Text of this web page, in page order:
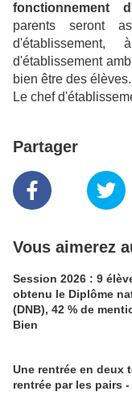
fonctionnement
parents seront
d'établissement
bien être des élèves.
Le chef
Partager
Vous aimerez
Session 2026 : 9
obtenu le Diplôme
(DNB), 42 % de
Bien
Une rentrée en deux
rentrée par les pairs